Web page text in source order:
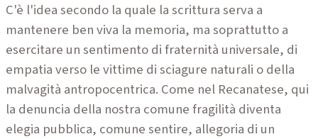
C'è l'ideasecondo la quale la scrittura serva a
mantenere ben viva la memoria, ma soprattutto a
esercitare un sentimento di fraternità universale, di
empatia verso le vittime di sciagure naturali o della
malvagità antropocentrica. Come nel Recanatese, qui
la denuncia della nostra comune fragilità diventa
elegia pubblica, comune sentire, allegoria di un